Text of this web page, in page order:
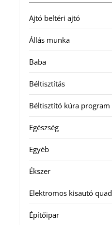
Ajtó beltéri ajtó
Állás munka
Baba
Béltisztítás
Béltisztító kúra program
Egészség
Egyéb
Ékszer
Elektromos kisautó quad
Építőipar